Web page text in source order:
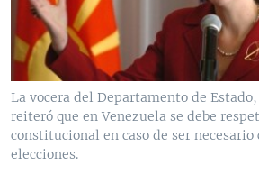
VENEZUELA
BRASIL
NICARAGUA
ECONOMÍA
ENTRETENIMIENTO Y CULTURA
TECNOLOGÍA
DEPORTES
MULTIMEDIA
VIDEOS
FOTOGRAFÍA
AUDIOS
PROGRAMAS TV
EL MUNDO AL DÍA
FORO INTERAMERICANO
RADIO
AVANCE INFORMATIVO
DIRECT
DOCUMENTALES DE LA VOA
La vocera del Departamento de
reiteró que en Venezuela se debe
constitucional en caso de ser necesario
elecciones.